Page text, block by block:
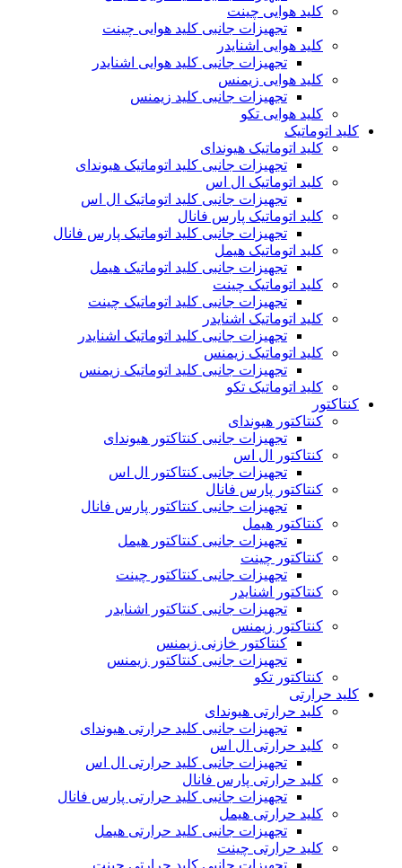
کلید هوایی چینت
تجهیزات جانبی کلید هوایی چینت
کلید هوایی اشنایدر
تجهیزات جانبی کلید هوایی اشنایدر
کلید هوایی زیمنس
تجهیزات جانبی کلید زیمنس
کلید هوایی تکو
کلید اتوماتیک
کلید اتوماتیک هیوندای
تجهیزات جانبی کلید اتوماتیک هیوندای
کلید اتوماتیک ال اس
تجهیزات جانبی کلید اتوماتیک ال اس
کلید اتوماتیک پارس فانال
تجهیزات جانبی کلید اتوماتیک پارس فانال
کلید اتوماتیک هیمل
تجهیزات جانبی کلید اتوماتیک هیمل
کلید اتوماتیک چینت
تجهیزات جانبی کلید اتوماتیک چینت
کلید اتوماتیک اشنایدر
تجهیزات جانبی کلید اتوماتیک اشنایدر
کلید اتوماتیک زیمنس
تجهیزات جانبی کلید اتوماتیک زیمنس
کلید اتوماتیک تکو
کنتاکتور
کنتاکتور هیوندای
تجهیزات جانبی کنتاکتور هیوندای
کنتاکتور ال اس
تجهیزات جانبی کنتاکتور ال اس
کنتاکتور پارس فانال
تجهیزات جانبی کنتاکتور پارس فانال
کنتاکتور هیمل
تجهیزات جانبی کنتاکتور هیمل
کنتاکتور چینت
تجهیزات جانبی کنتاکتور چینت
کنتاکتور اشنایدر
تجهیزات جانبی کنتاکتور اشنایدر
کنتاکتور زیمنس
کنتاکتور خازنی زیمنس
تجهیزات جانبی کنتاکتور زیمنس
کنتاکتور تکو
کلید حرارتی
کلید حرارتی هیوندای
تجهیزات جانبی کلید حرارتی هیوندای
کلید حرارتی ال اس
تجهیزات جانبی کلید حرارتی ال اس
کلید حرارتی پارس فانال
تجهیزات جانبی کلید حرارتی پارس فانال
کلید حرارتی هیمل
تجهیزات جانبی کلید حرارتی هیمل
کلید حرارتی چینت
تجهیزات جانبی کلید حرارتی چینت